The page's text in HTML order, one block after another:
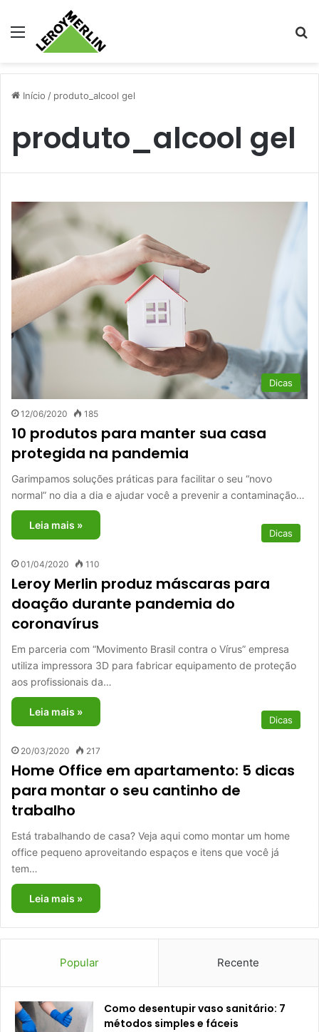
Menu
Início / produto_alcool gel
produto_alcool gel
Dicas
12/06/2020 185
10 produtos para manter sua casa
protegida na pandemia
Garimpamos soluções práticas para facilitar o seu “novo
normal” no dia a dia e ajudar você a prevenir a contaminação…
Leia mais »
Dicas
01/04/2020 110
Leroy Merlin produz máscaras para
doação durante pandemia do
coronavírus
Em parceria com “Movimento Brasil contra o Vírus” empresa
utiliza impressora 3D para fabricar equipamento de proteção
aos profissionais da…
Leia mais »
Dicas
20/03/2020 217
Home Office em apartamento: 5 dicas
para montar o seu cantinho de
trabalho
Está trabalhando de casa? Veja aqui como montar um home
office pequeno aproveitando espaços e itens que você já
tem…
Leia mais »
Popular Recente
Como desentupir vaso sanitário: 7
métodos simples e fáceis